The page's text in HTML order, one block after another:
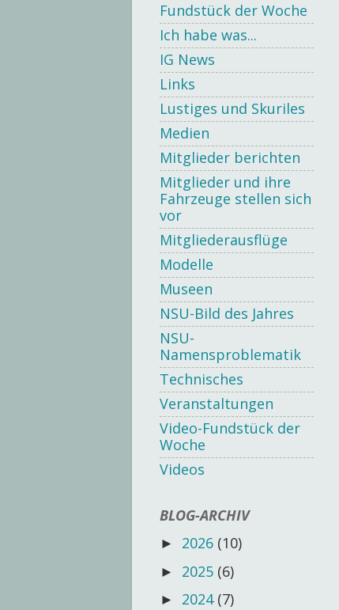
Fundstück der Woche
Ich habe was...
IG News
Links
Lustiges und Skuriles
Medien
Mitglieder berichten
Mitglieder und ihre
Fahrzeuge stellen sich
vor
Mitgliederausflüge
Modelle
Museen
NSU-Bild des Jahres
NSU-
Namensproblematik
Technisches
Veranstaltungen
Video-Fundstück der
Woche
Videos
BLOG-ARCHIV
► 2026 (10)
► 2025 (6)
► 2024 (7)